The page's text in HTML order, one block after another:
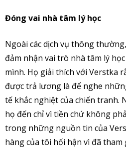
Đóng vai nhà tâm lý học
Ngoài các dịch vụ thông
đảm nhận vai trò nhà tâm lý
mình. Họ giải thích với Verstka
được trả lương là để nghe
tế khắc nghiệt của chiến tranh.
họ đến chỉ vì tiền chứ không
trong những nguồn tin của
hàng của tôi hối hận vì đã tham